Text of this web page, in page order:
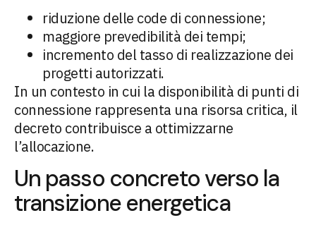
riduzione delle code di connessione;
maggiore prevedibilità dei tempi;
incremento del tasso di realizzazione dei
progetti autorizzati.
In un contesto in cui la disponibilità di punti di
connessione rappresenta una risorsa critica, il
decreto contribuisce a ottimizzarne
l’allocazione.
Un passo concreto verso la
transizione energetica